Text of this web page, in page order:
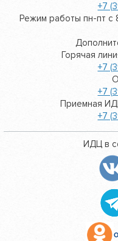
+7
Режим работы пн-пт с
Горячая
+7
+7
Приемная
+7
ИДЦ в